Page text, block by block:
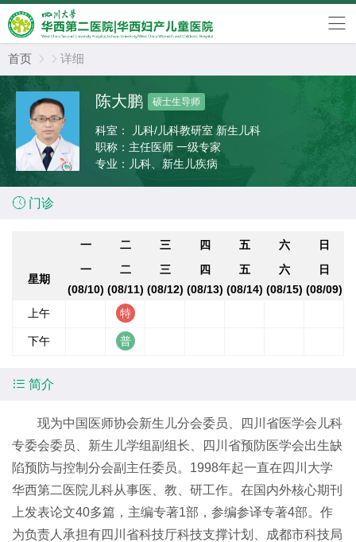
首页   详细
陈大鹏 硕士生导师
科室：
儿科/儿科教研室 新生儿科
职称： 主任医师 一级专家
专业： 儿科、新生儿疾病
 门诊
一 二 三 四 五 六 日
星期
一
(08/10)
二
(08/11)
三
(08/12)
四
(08/13)
五
(08/14)
六
(08/15)
日
(08/09)
上午
下午
 简介
现为中国医师协会新生儿分会委员、四川省医学会儿科
专委会委员、新生儿学组副组长、四川省预防医学会出生缺
陷预防与控制分会副主任委员。1998年起一直在四川大学
华西第二医院儿科从事医、教、研工作。在国内外核心期刊
上发表论文40多篇，主编专著1部，参编参译专著4部。作
为负责人承担有四川省科技厅科技支撑计划、成都市科技局